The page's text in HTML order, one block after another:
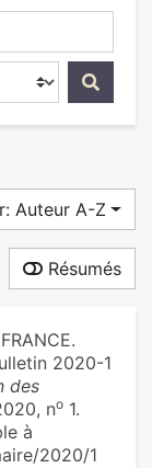
Auteur A-Z
Résumés
2020-1
des
no 1.
à
2020/1